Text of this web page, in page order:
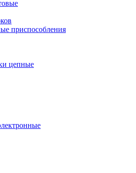
приспособления
цепные